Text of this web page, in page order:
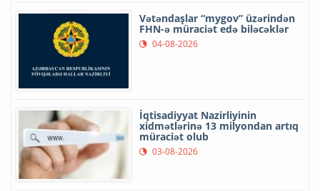
Vətəndaşlar “mygov” üzərindən
FHN-ə müraciət edə biləcəklər
04-08-2026
İqtisadiyyat Nazirliyinin
xidmətlərinə 13 milyondan artıq
müraciət olub
03-08-2026